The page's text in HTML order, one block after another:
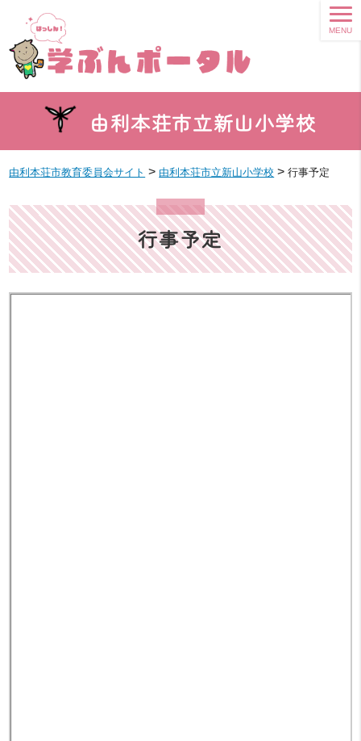
由利本荘市立新山小学校
MENU
由利本荘市教育委員会サイト > 由利本荘市立新山小学校 >行事予定
行事予定